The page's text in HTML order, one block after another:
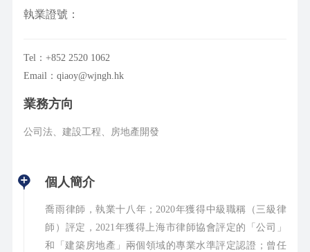
執業證號：
Tel：+852 2520 1062
Email：qiaoy@wjngh.hk
業務方向
公司法、建設工程、房地產開發
個人簡介
喬雨律師，執業十八年；2020年獲得中級職稱（三級律
師）評定，2021年獲得上海市律師協會評定的「公司」
和「建築房地產」兩個領域的專業水準評定認證；曾任